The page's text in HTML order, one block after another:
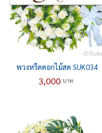
พวงหรีดดอกไม้สด SUK034
3,000 บาท